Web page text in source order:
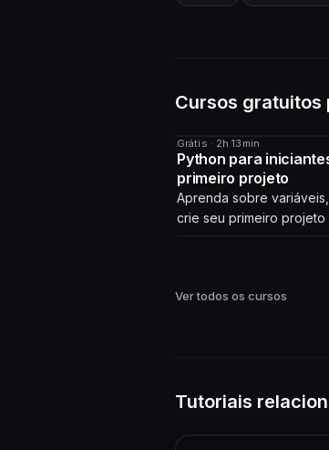
Cursos gratuitos
CURSO
Grátis · 2h 13min
Python para
primeiro projeto
Aprenda sobre
crie seu primeiro projeto
Ver todos os cursos
Tutoriais